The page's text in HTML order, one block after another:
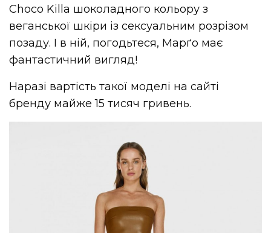
Choco Killa шоколадного кольору з
веганської шкіри із сексуальним розрізом
позаду. І в ній, погодьтеся, Марґо має
фантастичний вигляд!
Наразі вартість такої моделі на сайті
бренду майже 15 тисяч гривень.